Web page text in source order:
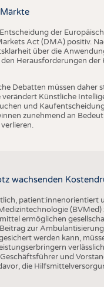
der
Act (DMA) positiv.
über die
Herausforderungen
Debatten müssen daher
Künstliche
und
zunehmend an
wachsenden
patient:innenorientiert
ermöglichen
zur
werden kann,
und
die